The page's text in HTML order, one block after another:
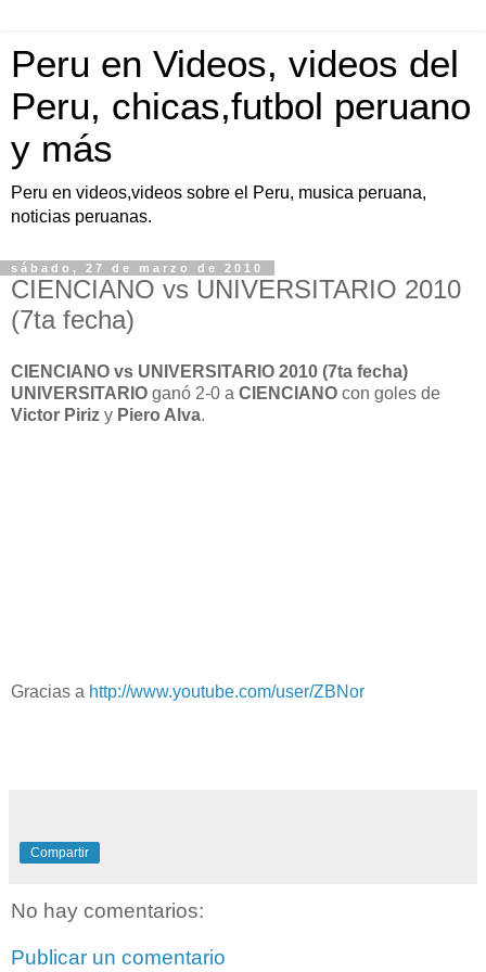
Peru en Videos, videos del
Peru, chicas,futbol peruano
y más
Peru en videos,videos sobre el Peru, musica peruana,
noticias peruanas.
sábado, 27 de marzo de 2010
CIENCIANO vs UNIVERSITARIO 2010
(7ta fecha)
CIENCIANO vs UNIVERSITARIO 2010 (7ta fecha)
UNIVERSITARIO ganó 2-0 a CIENCIANO con goles de
Victor Piriz y Piero Alva.
Gracias a http://www.youtube.com/user/ZBNor
Compartir
No hay comentarios:
Publicar un comentario